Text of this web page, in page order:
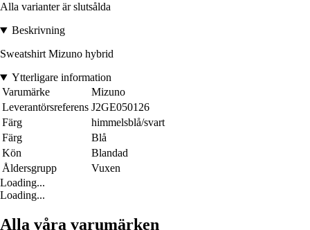
Alla varianter är slutsålda
Beskrivning
Sweatshirt Mizuno hybrid
Ytterligare information
Varumärke
Mizuno
Leverantörsreferens J2GE050126
Färg
himmelsblå/svart
Färg
Blå
Kön
Blandad
Åldersgrupp
Vuxen
Loading...
Loading...
Alla våra varumärken